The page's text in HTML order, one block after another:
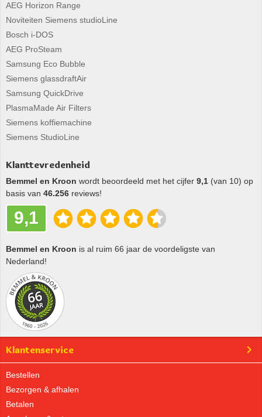
AEG Horizon Range
Noviteiten Siemens studioLine
Bosch i-DOS
AEG ProSteam
Samsung Eco Bubble
Siemens glassdraftAir
Samsung QuickDrive
PlasmaMade Air Filters
Siemens koffiemachine
Siemens StudioLine
Klanttevredenheid
Bemmel en Kroon wordt beoordeeld met het cijfer 9,1 (van 10) op
basis van 46.256 reviews!
9,1
Bemmel en Kroon is al ruim 66 jaar de voordeligste van
Nederland!
Klantenservice
Bestellen
Bezorgen & afhalen
Betalen